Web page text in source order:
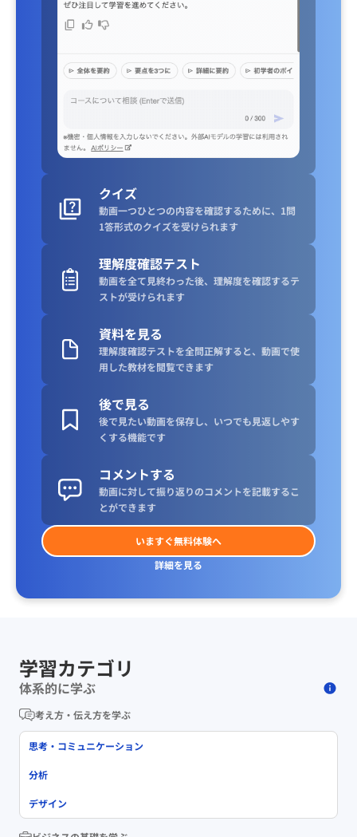
クイズ
動画一つひとつの内容を確認するために、1問
1答形式のクイズを受けられます
理解度確認テスト
動画を全て見終わった後、理解度を確認するテ
ストが受けられます
資料を見る
理解度確認テストを全問正解すると、動画で使
用した教材を閲覧できます
後で見る
後で見たい動画を保存し、いつでも見返しやす
くする機能です
コメントする
動画に対して振り返りのコメントを記載するこ
とができます
いますぐ無料体験へ
詳細を見る
学習カテゴリ
体系的に学ぶ
考え方・伝え方を学ぶ
思考・コミュニケーション
分析
デザイン